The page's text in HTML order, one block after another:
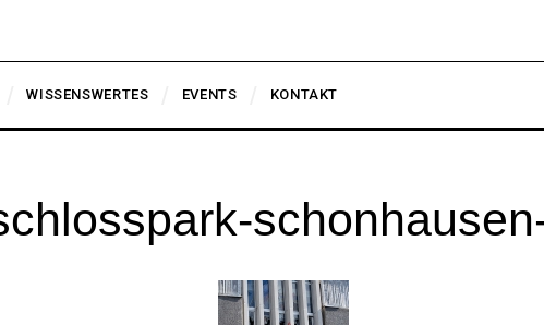
WISSENSWERTES EVENTS KONTAKT